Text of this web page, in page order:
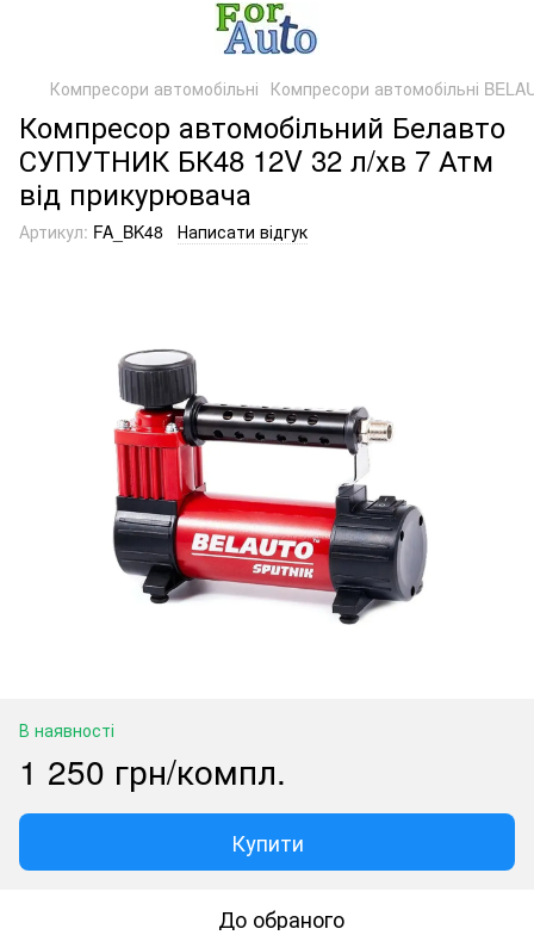
Компресори автомобільні Компресори автомобільні
Компресор автомобільний Белавто
СУПУТНИК БК48 12V 32 л/хв 7 Атм
від прикурювача
Артикул: FA_BK48 Написати відгук
В наявності
1 250 грн/компл.
Купити
До обраного